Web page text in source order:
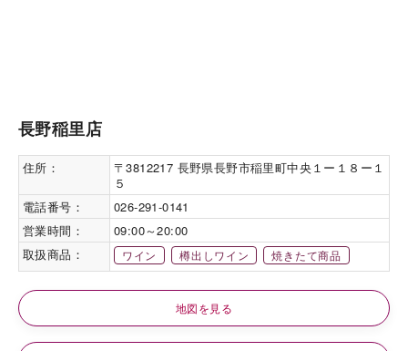
長野稲里店
住所：
〒3812217 長野県長野市稲里町中央１ー１８ー１
５
電話番号：
026-291-0141
営業時間：
09:00～20:00
取扱商品：
ワイン 樽出しワイン 焼きたて商品
地図を見る